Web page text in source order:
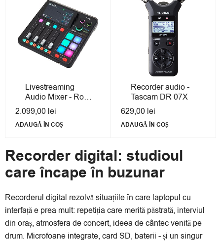
Livestreaming
Audio Mixer - Rode
Rodecaster Duo
2.099,00 lei
ADAUGĂ ÎN COȘ
Recorder audio -
Tascam DR 07X
629,00 lei
ADAUGĂ ÎN COȘ
Recorder digital: studioul
care încape în buzunar
Recorderul digital rezolvă situațiile în care laptopul cu
interfață e prea mult: repetiția care merită păstrată, interviul
din oraș, atmosfera de concert, ideea de cântec venită pe
drum. Microfoane integrate, card SD, baterii - și un singur